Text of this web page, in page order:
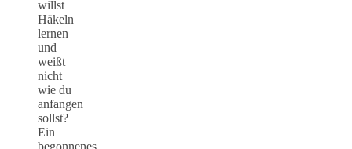
willst
Häkeln
lernen
und
weißt
nicht
wie du
anfangen
sollst?
Ein
begonnenes